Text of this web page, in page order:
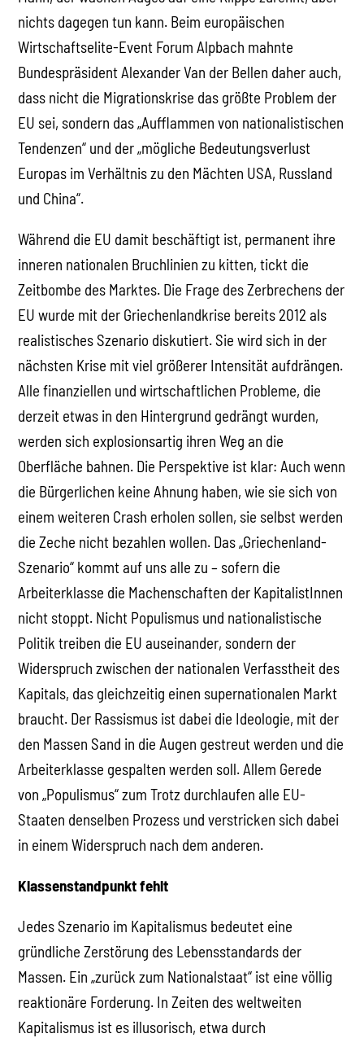
nichts dagegen tun kann. Beim europäischen
Wirtschaftselite-Event Forum Alpbach mahnte
Bundespräsident Alexander Van der Bellen daher auch,
dass nicht die Migrationskrise das größte Problem der
EU sei, sondern das „Aufflammen von nationalistischen
Tendenzen“ und der „mögliche Bedeutungsverlust
Europas im Verhältnis zu den Mächten USA, Russland
und China“.
Während die EU damit beschäftigt ist, permanent ihre
inneren nationalen Bruchlinien zu kitten, tickt die
Zeitbombe des Marktes. Die Frage des Zerbrechens der
EU wurde mit der Griechenlandkrise bereits 2012 als
realistisches Szenario diskutiert. Sie wird sich in der
nächsten Krise mit viel größerer Intensität aufdrängen.
Alle finanziellen und wirtschaftlichen Probleme, die
derzeit etwas in den Hintergrund gedrängt wurden,
werden sich explosionsartig ihren Weg an die
Oberfläche bahnen. Die Perspektive ist klar: Auch wenn
die Bürgerlichen keine Ahnung haben, wie sie sich von
einem weiteren Crash erholen sollen, sie selbst werden
die Zeche nicht bezahlen wollen. Das „Griechenland-
Szenario“ kommt auf uns alle zu – sofern die
Arbeiterklasse die Machenschaften der KapitalistInnen
nicht stoppt. Nicht Populismus und nationalistische
Politik treiben die EU auseinander, sondern der
Widerspruch zwischen der nationalen Verfasstheit des
Kapitals, das gleichzeitig einen supernationalen Markt
braucht. Der Rassismus ist dabei die Ideologie, mit der
den Massen Sand in die Augen gestreut werden und die
Arbeiterklasse gespalten werden soll. Allem Gerede
von „Populismus“ zum Trotz durchlaufen alle EU-
Staaten denselben Prozess und verstricken sich dabei
in einem Widerspruch nach dem anderen.
Klassenstandpunkt fehlt
Jedes Szenario im Kapitalismus bedeutet eine
gründliche Zerstörung des Lebensstandards der
Massen. Ein „zurück zum Nationalstaat“ ist eine völlig
reaktionäre Forderung. In Zeiten des weltweiten
Kapitalismus ist es illusorisch, etwa durch